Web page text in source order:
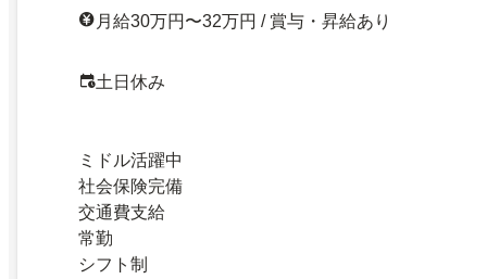
月給30万円〜32万円 / 賞与・昇給あり
土日休み
ミドル活躍中
社会保険完備
交通費支給
常勤
シフト制